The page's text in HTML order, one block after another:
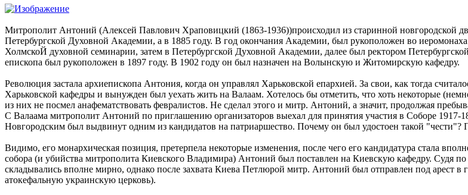
Митрополит Антоний (Алексей Павлович Храповицкий (1863-1936))происходил из старинной новгородской
Петербургской Духовной Академии, а в 1885 гoду. В год окончания Академии, был рукоположен во
ХолмскоЙ духовной семинарии, затем в Петербургской Духовной Академии, далее был ректором
епископа был рукоположен в 1897 году. В 1902 году он был назначен на Волынскую и Житомирскую кафедру.
Революция застала архиепископа Антония, когда он управлял Харьковской епархией. За свои, как тогда
Харьковской кафедры и вынужден был уехать жить на Валаам. Хотелось бы отметить, что хоть некоторые
из них не посмел анафематствовать февралистов. Не сделал этого и митр. Антоний, а значит, продолжая
С Валаама митрополит Антоний по приглашению организаторов выехал для принятия участия в Соборе
Новгородским был выдвинут одним из кандидатов на патриаршество. Почему он был удостоен такой
Видимо, его монархическая позиция, претерпела некоторые изменения, после чего его кандидатура стала
собора (и убийства митрополита Киевского Владимира) Антоний был поставлен на Киевскую кафедру. Судя
складывались вполне мирно, однако после захвата Киева Петлюрой митр. Антоний был отправлен под apeст в
атокефальную украинскую церковь).